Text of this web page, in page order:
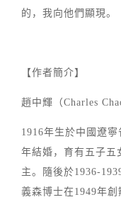
的，我向他們顯現。
【作者簡介】
趙中輝（Charles
1916年生於中國遼
年結婚，育有五子五
主。隨後於1936-
義森博士在1949年